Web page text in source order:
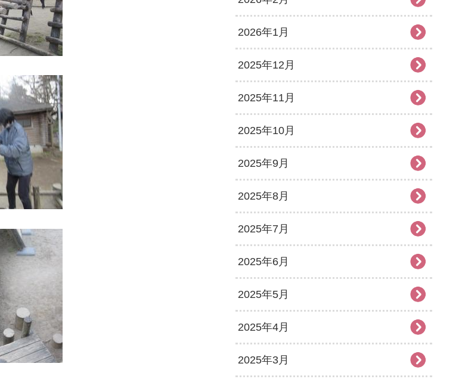
2026年1月
2025年12月
2025年11月
2025年10月
2025年9月
2025年8月
2025年7月
2025年6月
2025年5月
2025年4月
2025年3月